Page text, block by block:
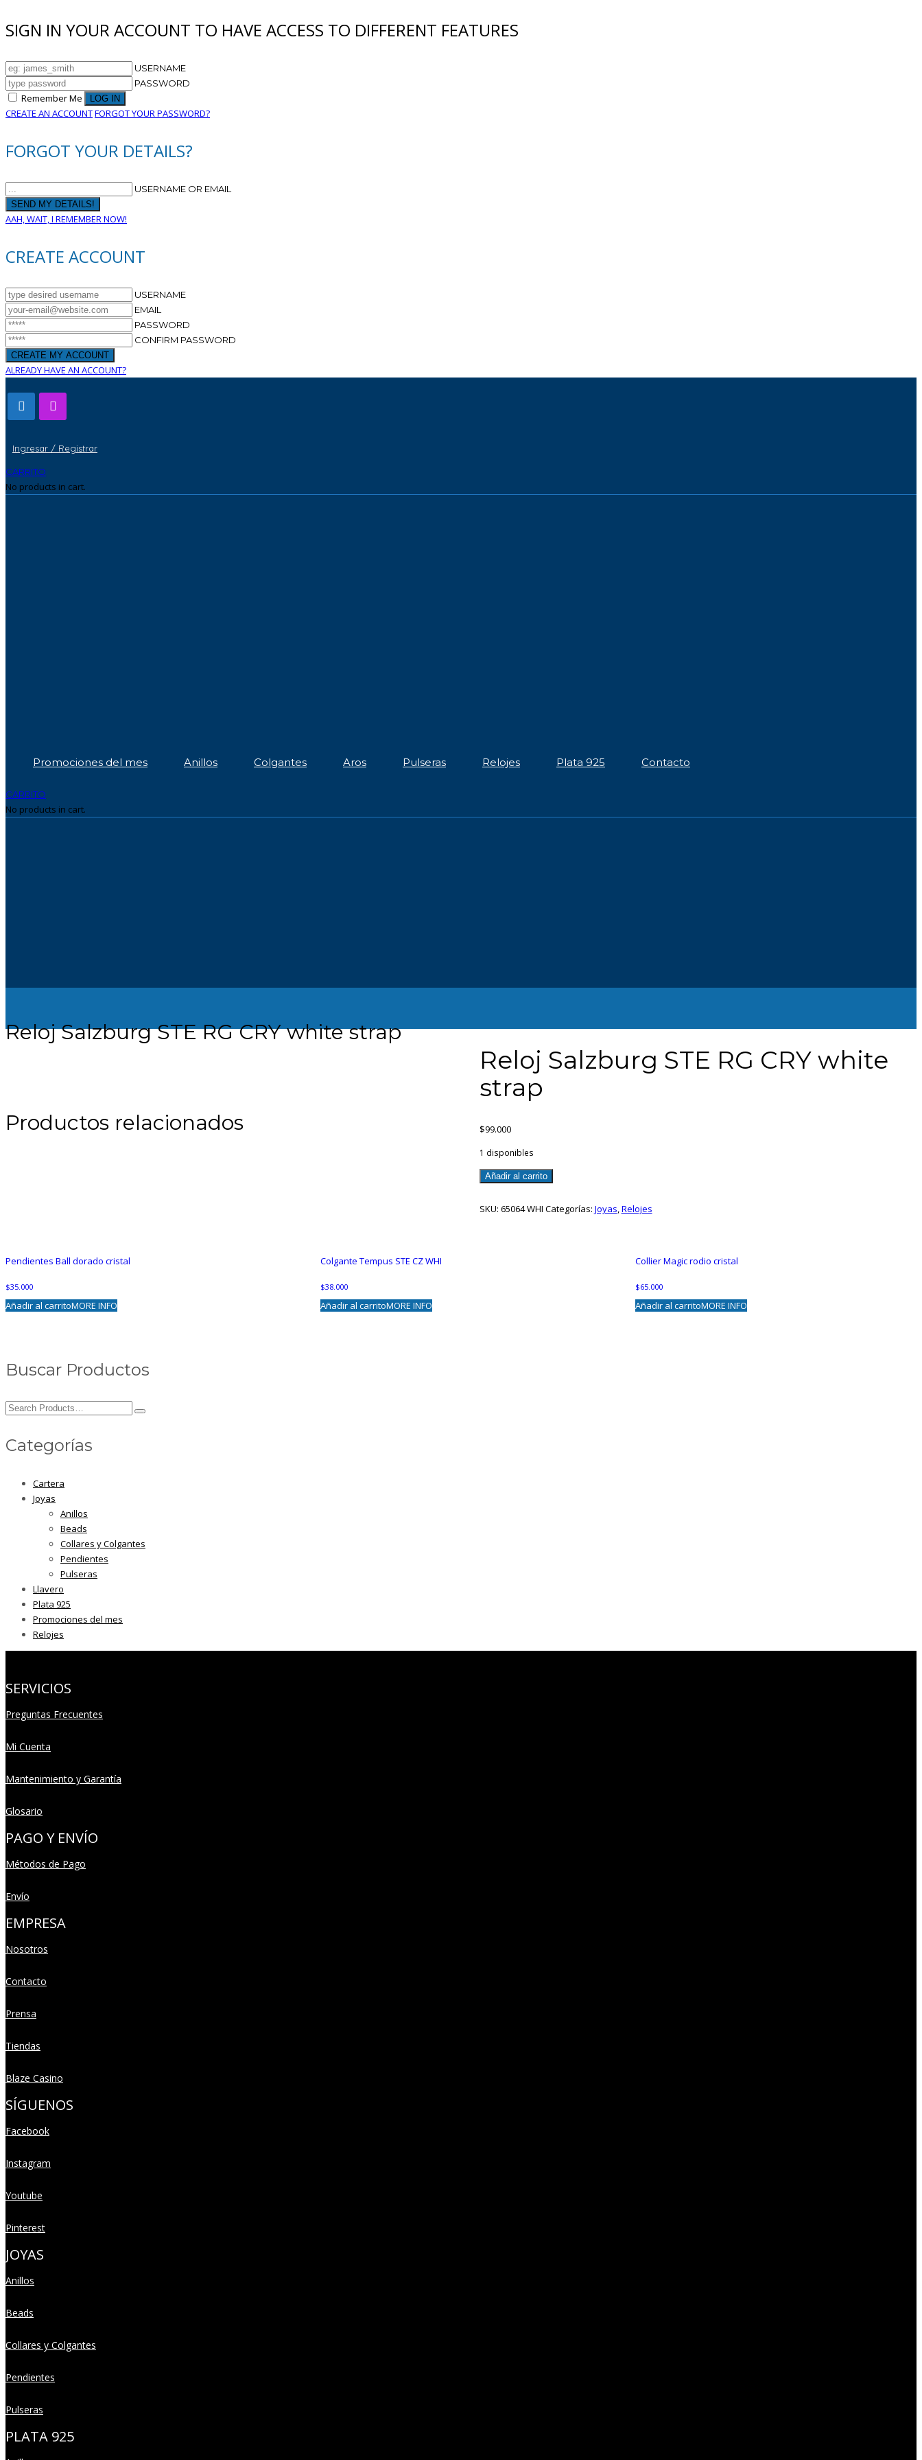
SIGN IN YOUR ACCOUNT TO HAVE ACCESS TO DIFFERENT FEATURES
USERNAME
PASSWORD
Remember Me
CREATE AN ACCOUNTFORGOT YOUR PASSWORD?
FORGOT YOUR DETAILS?
USERNAME OR EMAIL
AAH, WAIT, I REMEMBER NOW!
CREATE ACCOUNT
USERNAME
EMAIL
PASSWORD
CONFIRM PASSWORD
ALREADY HAVE AN ACCOUNT?
Ingresar / Registrar
CARRITO
No products in cart.
Promociones del mes Anillos Colgantes Aros Pulseras Relojes Plata 925 Contacto
CARRITO
No products in cart.
Reloj Salzburg STE RG CRY white strap
Reloj Salzburg STE RG CRY white
strap
$99.000
1 disponibles
Reloj
STE
Añadir al carrito
SKU: 65064 WHI Categorías: Joyas,Relojes
Productos relacionados
Pendientes Ball dorado cristal
$35.000
Añadir al carritoMORE INFO
Colgante Tempus STE CZ WHI
$38.000
Añadir al carritoMORE INFO
Collier Magic rodio cristal
$65.000
Añadir al carritoMORE INFO
Buscar Productos
Search
Categorías
Cartera
Joyas
Anillos
Beads
Collares y Colgantes
Pendientes
Pulseras
Llavero
Plata 925
Promociones del mes
Relojes
SERVICIOS
Preguntas Frecuentes
Mi Cuenta
Mantenimiento y Garantía
Glosario
PAGO Y ENVÍO
Métodos de Pago
Envío
EMPRESA
Nosotros
Contacto
Prensa
Tiendas
Blaze Casino
SÍGUENOS
Facebook
Instagram
Youtube
Pinterest
JOYAS
Anillos
Beads
Collares y Colgantes
Pendientes
Pulseras
PLATA 925